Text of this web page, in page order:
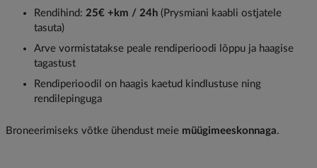
Rendihind: 25€ +km / 24h (Prysmiani kaabli ostjatele
tasuta)
Arve vormistatakse peale rendiperioodi lõppu ja haagise
tagastust
Rendiperioodil on haagis kaetud kindlustuse ning
rendilepinguga
Broneerimiseks võtke ühendust meie müügimeeskonnaga.